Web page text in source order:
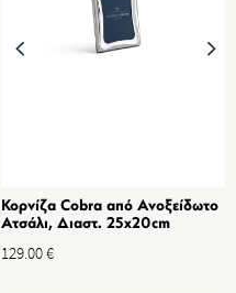
Κορνίζα Cobra από Ανοξείδωτο
Ατσάλι, Διαστ. 25x20cm
129.00€